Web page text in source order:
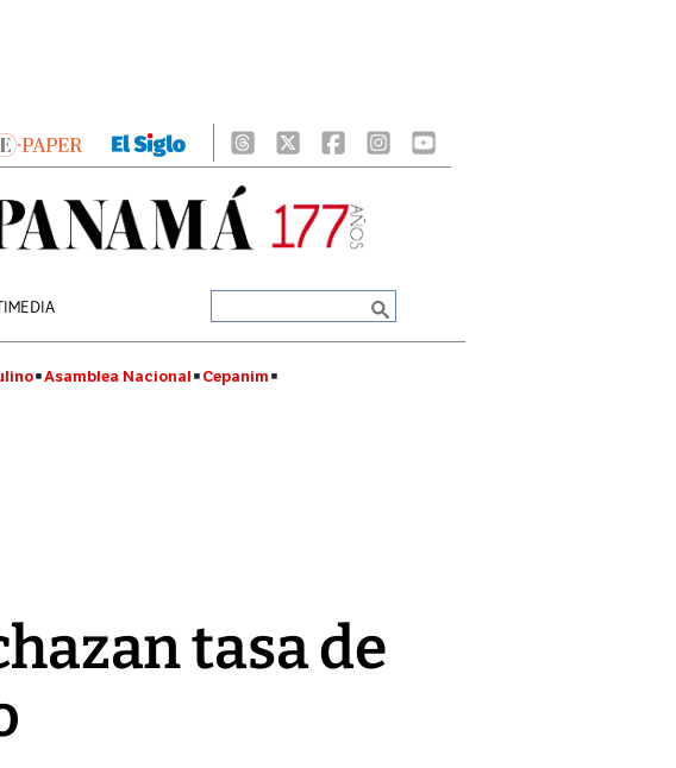
Asamblea Nacional Cepanim
tasa de